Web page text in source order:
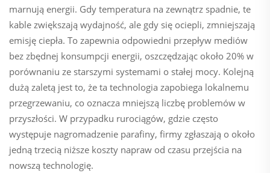
marnują energii. Gdy temperatura na zewnątrz spadnie, te
kable zwiększają wydajność, ale gdy się ociepli, zmniejszają
emisję ciepła. To zapewnia odpowiedni przepływ mediów
bez zbędnej konsumpcji energii, oszczędzając około 20% w
porównaniu ze starszymi systemami o stałej mocy. Kolejną
dużą zaletą jest to, że ta technologia zapobiega lokalnemu
przegrzewaniu, co oznacza mniejszą liczbę problemów w
przyszłości. W przypadku rurociągów, gdzie często
występuje nagromadzenie parafiny, firmy zgłaszają o około
jedną trzecią niższe koszty napraw od czasu przejścia na
nowszą technologię.